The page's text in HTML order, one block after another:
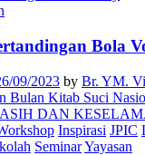
Bola
09/2023 by Br. YM.
Inspirasi JPIC
SeminarYayasan